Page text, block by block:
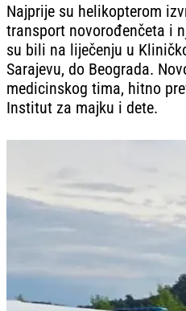
Najprije su helikopterom
transport novorođenčeta i
su bili na liječenju u
Sarajevu, do Beograda.
medicinskog tima, hitno
Institut za majku i dete.